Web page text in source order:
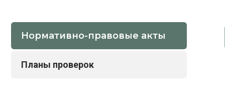
Версия для слабовидящих
Нормативно-правовые акты
Планы проверок